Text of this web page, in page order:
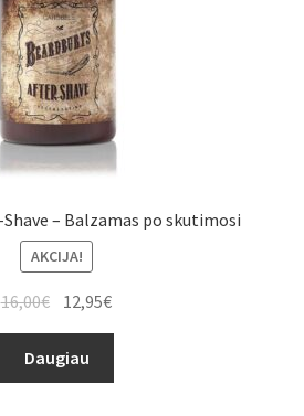
– Balzamas po skutimosi
AKCIJA!
16,00€ 12,95€
Daugiau